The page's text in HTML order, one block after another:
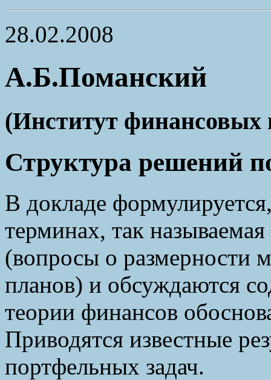
28.02.2008
А.Б.Поманский
(Институт финансовых
Структура решений
В докладе
терминах, так
(вопросы о размерности
планов) и обсуждаются
теории финансов
Приводятся известные
портфельных задач.